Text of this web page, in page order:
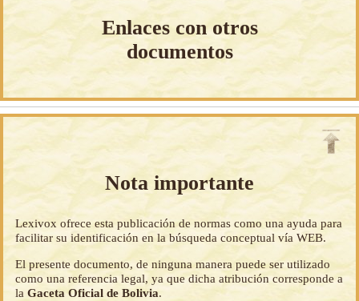
Enlaces con otros
documentos
Nota importante
Lexivox ofrece esta publicación de normas como una ayuda para
facilitar su identificación en la búsqueda conceptual vía WEB.
El presente documento, de ninguna manera puede ser utilizado
como una referencia legal, ya que dicha atribución corresponde a
laGaceta Oficial de Bolivia.